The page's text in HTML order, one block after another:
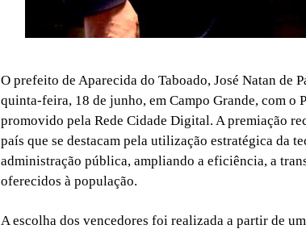
O prefeito de Aparecida do Taboado, José Natan de
quinta-feira, 18 de junho, em Campo Grande, com o
promovido pela Rede Cidade Digital. A premiação
país que se destacam pela utilização estratégica da
administração pública, ampliando a eficiência, a
oferecidos à população.
A escolha dos vencedores foi realizada a partir de